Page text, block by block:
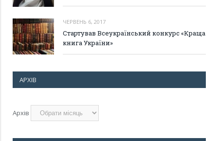
ЧЕРВЕНЬ 6, 2017
Стартував Всеукраїнський конкурс «Краща
книга України»
АРХІВ
Архів